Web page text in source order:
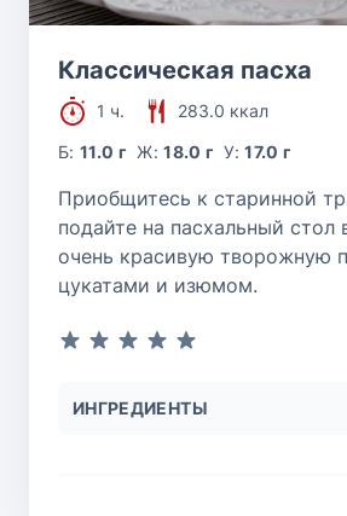
Классическая пасха
1 ч.
283.0 ккал
Б:11.0 г Ж:18.0 г У:17.0 г
Приобщитесь к старинной
подайте на пасхальный стол
очень красивую творожную
цукатами и изюмом.
ИНГРЕДИЕНТЫ